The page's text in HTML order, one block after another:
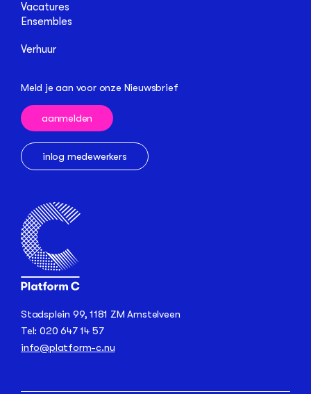
Stadsplein 99, 1181 ZM Amstelveen
Tel: 020 647 14 57
info@platform-c.nu
Vacatures
Ensembles
Verhuur
Meld je aan voor onze Nieuwsbrief
aanmelden
inlog medewerkers